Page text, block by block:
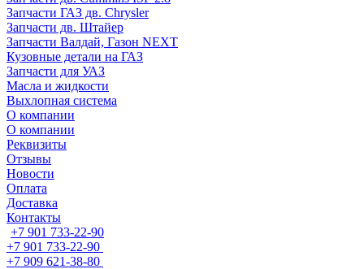
Запчасти ГАЗ дв. Chrysler
Запчасти дв. Штайер
Запчасти Валдай, Газон NEXT
Кузовные детали на ГАЗ
Запчасти для УАЗ
Масла и жидкости
Выхлопная система
О компании
О компании
Реквизиты
Отзывы
Новости
Оплата
Доставка
Контакты
+7 901 733-22-90
+7 901 733-22-90
+7 909 621-38-80